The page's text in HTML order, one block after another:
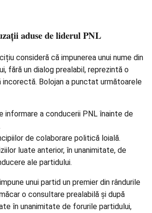
aduse de liderul PNL
consideră că impunerea unui nume din
fără un dialog prealabil, reprezintă o
Bolojan a punctat următoarele
informare a conducerii PNL înainte de
de colaborare politică loială.
luate anterior, în unanimitate, de
ale partidului.
unui partid un premier din rândurile
o consultare prealabilă și după
în unanimitate de forurile partidului,